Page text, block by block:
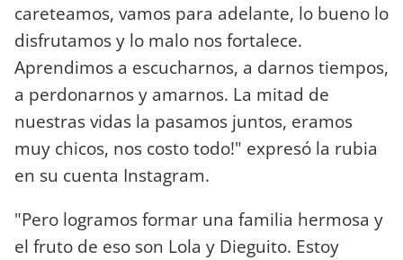
careteamos, vamos para adelante, lo bueno lo
disfrutamos y lo malo nos fortalece.
Aprendimos a escucharnos, a darnos tiempos,
a perdonarnos y amarnos. La mitad de
nuestras vidas la pasamos juntos, eramos
muy chicos, nos costo todo!" expresó la rubia
en su cuenta Instagram.
"Pero logramos formar una familia hermosa y
el fruto de eso son Lola y Dieguito. Estoy